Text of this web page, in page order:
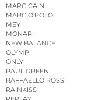
MARC CAIN
MARC O’POLO
MEY
MONARI
NEW BALANCE
OLYMP
ONLY
PAUL GREEN
RAFFAELLO ROSSI
RAINKISS